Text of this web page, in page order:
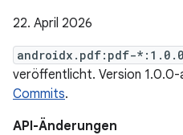
22. April 2026
androidx.pdf:pdf-
veröffentlicht. Version 1.0.0-
Commits.
API-Änderungen